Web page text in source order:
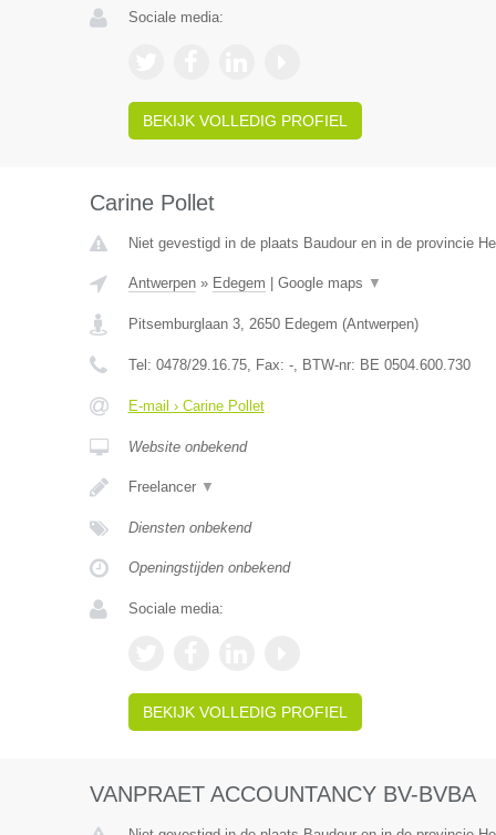
Sociale media:
BEKIJK VOLLEDIG PROFIEL
Carine Pollet
Niet gevestigd in de plaats Baudour en in de provincie
Antwerpen» Edegem Google maps ▼
Pitsemburglaan 3, 2650 Edegem (Antwerpen)
Tel: 0478/29.16.75, Fax: -, BTW-nr: BE 0504.600.730
E-mail › Carine Pollet
Website onbekend
Freelancer ▼
Diensten onbekend
Openingstijden onbekend
Sociale media:
BEKIJK VOLLEDIG PROFIEL
VANPRAET ACCOUNTANCY BV-BVBA